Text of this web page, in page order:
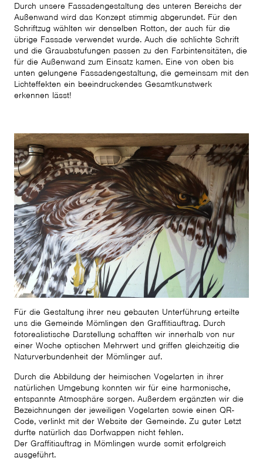
Durch unsere Fassadengestaltung des unteren Bereichs der
Außenwand wird das Konzept stimmig abgerundet. Für den
Schriftzug wählten wir denselben Rotton, der auch für die
übrige Fassade verwendet wurde. Auch die schlichte Schrift
und die Grauabstufungen passen zu den Farbintensitäten, die
für die Außenwand zum Einsatz kamen. Eine von oben bis
unten gelungene Fassadengestaltung, die gemeinsam mit den
Lichteffekten ein beeindruckendes Gesamtkunstwerk
erkennen lässt!
Für die Gestaltung ihrer neu gebauten Unterführung erteilte
uns die Gemeinde Mömlingen den Graffitiauftrag. Durch
fotorealistische Darstellung schafften wir innerhalb von nur
einer Woche optischen Mehrwert und griffen gleichzeitig die
Naturverbundenheit der Mömlinger auf.
Durch die Abbildung der heimischen Vogelarten in ihrer
natürlichen Umgebung konnten wir für eine harmonische,
entspannte Atmosphäre sorgen. Außerdem ergänzten wir die
Bezeichnungen der jeweiligen Vogelarten sowie einen QR-
Code, verlinkt mit der Website der Gemeinde. Zu guter Letzt
durfte natürlich das Dorfwappen nicht fehlen.
Der Graffitiauftrag in Mömlingen wurde somit erfolgreich
ausgeführt.